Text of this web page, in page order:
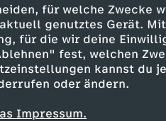
für welche Zwecke
genutztes Gerät.
für die wir deine
fest, welchen
kannst du
oder ändern.
Impressum.
Gronewald
Inhalte